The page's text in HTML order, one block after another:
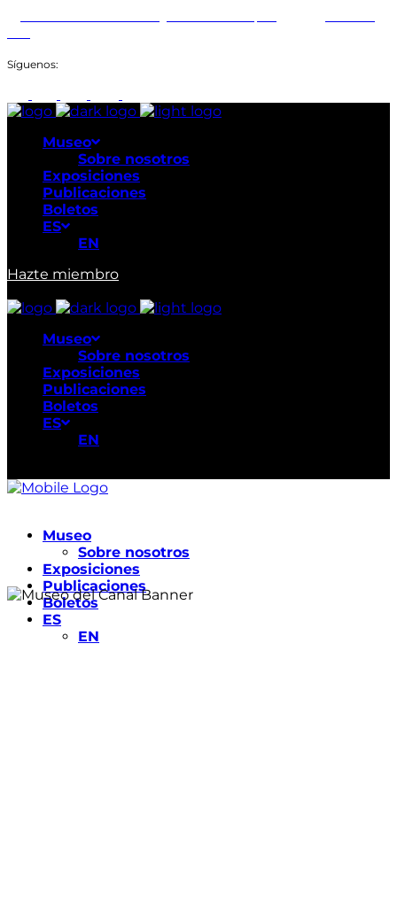
Síguenos:
Museo
Sobre nosotros
Exposiciones
Publicaciones
Boletos
ES
EN
Hazte miembro
Museo
Sobre nosotros
Exposiciones
Publicaciones
Boletos
ES
EN
Museo
Sobre nosotros
Exposiciones
Publicaciones
Boletos
ES
EN